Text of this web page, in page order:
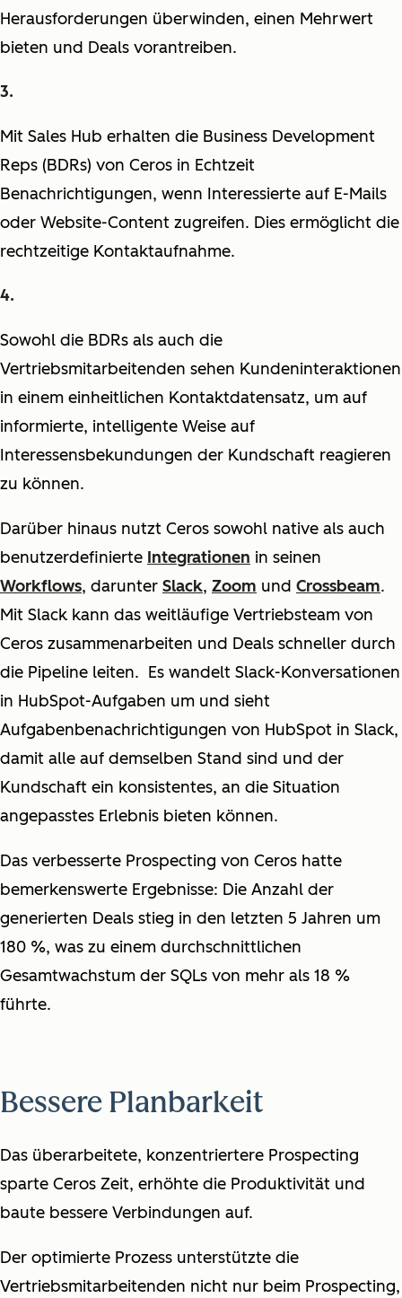
Herausforderungen überwinden, einen Mehrwert
bieten und Deals vorantreiben.
Mit Sales Hub erhalten die Business Development
Reps (BDRs) von Ceros in Echtzeit
Benachrichtigungen, wenn Interessierte auf E-Mails
oder Website-Content zugreifen. Dies ermöglicht die
rechtzeitige Kontaktaufnahme.
Sowohl die BDRs als auch die
Vertriebsmitarbeitenden sehen Kundeninteraktionen
in einem einheitlichen Kontaktdatensatz, um auf
informierte, intelligente Weise auf
Interessensbekundungen der Kundschaft reagieren
zu können.
Darüber hinaus nutzt Ceros sowohl native als auch
benutzerdefinierte Integrationen in seinen
Workflows, darunter Slack, Zoom und Crossbeam.
Mit Slack kann das weitläufige Vertriebsteam von
Ceros zusammenarbeiten und Deals schneller durch
die Pipeline leiten. Es wandelt Slack-Konversationen
in HubSpot-Aufgaben um und sieht
Aufgabenbenachrichtigungen von HubSpot in Slack,
damit alle auf demselben Stand sind und der
Kundschaft ein konsistentes, an die Situation
angepasstes Erlebnis bieten können.
Das verbesserte Prospecting von Ceros hatte
bemerkenswerte Ergebnisse: Die Anzahl der
generierten Deals stieg in den letzten 5 Jahren um
180 %, was zu einem durchschnittlichen
Gesamtwachstum der SQLs von mehr als 18 %
führte.
Bessere Planbarkeit
Das überarbeitete, konzentriertere Prospecting
sparte Ceros Zeit, erhöhte die Produktivität und
baute bessere Verbindungen auf.
Der optimierte Prozess unterstützte die
Vertriebsmitarbeitenden nicht nur beim Prospecting,